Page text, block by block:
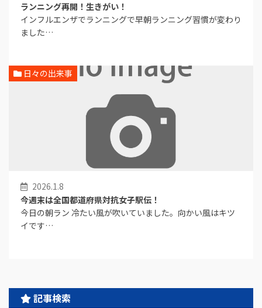
ランニング再開！生きがい！
インフルエンザでランニングで早朝ランニング習慣が変わり
ました…
2026.1.8
今週末は全国都道府県対抗女子駅伝！
今日の朝ラン 冷たい風が吹いていました。向かい風はキツ
イです…
日々の出来事
記事検索